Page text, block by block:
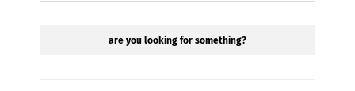
are you looking for something?